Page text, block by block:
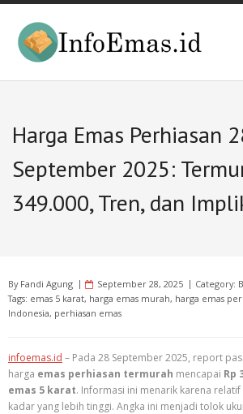
Skip
content
Harga Emas Perhiasan
September 2025:
349.000, Tren, dan
By Fandi Agung September 28, 2025 Category:
Tags: emas 5 karat, harga emas murah, harga emas
Indonesia, perhiasan emas
infoemas.id – Pada 28 September 2025, report
harga emas perhiasan termurah mencapai Rp
emas 5 karat. Informasi ini menarik karena
kadar yang lebih tinggi. Angka ini menjadi tolok